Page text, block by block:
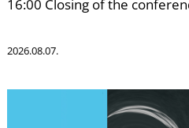
16:00 Closing of the
2026.08.07.